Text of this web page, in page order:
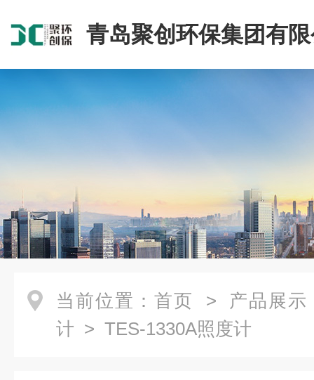
青岛聚创环保集团有
当前位置： 首页 > 产品展示
计 > TES-1330A照度计